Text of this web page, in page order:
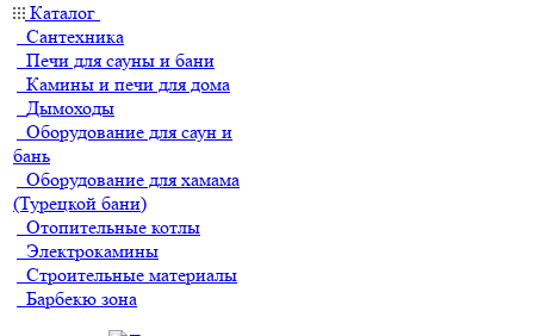
Каталог
Сантехника
Печи для сауны и бани
Камины и печи для дома
Дымоходы
Оборудование для саун и
бань
Оборудование для хамама
(Турецкой бани)
Отопительные котлы
Электрокамины
Строительные материалы
Барбекю зона